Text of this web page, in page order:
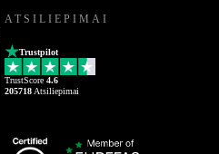
ATSILIEPIMAI
Trustpilot
TrustScore 4.6
205718 Atsiliepimai